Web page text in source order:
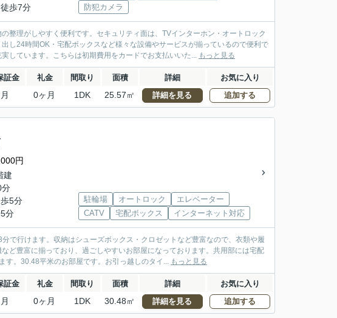
徒歩7分
防犯カメラ
整理がしやすく便利です。セキュリティ面は、TVインターホン・オートロック
し24時間OK・宅配ボックスなど様々な設備やサービスが揃っているので便利で
しています。こちらは初期費用をカードでお支払いいた... もっと見る
証金 礼金 間取り 面積 詳細 お気に入り
0ヶ月 1DK 25.57㎡ 詳細を見る 追加する
円
建
分
歩5分
分
駐輪場 オートロック
エレベーター
CATV
宅配ボックス インターネット対応
で行けます。収納はシューズボックス・クロゼットなど豊富なので、衣類や履
ど豊富に揃っており、過ごしやすいお部屋になっております。共用部には宅配
す。30.48平米のお部屋です。お引っ越しのタイ... もっと見る
証金 礼金 間取り 面積 詳細 お気に入り
0ヶ月 1DK 30.48㎡ 詳細を見る 追加する